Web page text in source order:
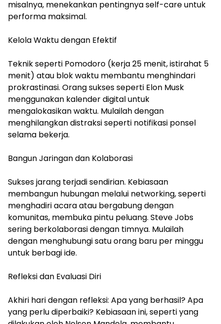
misalnya, menekankan pentingnya self-care untuk
performa maksimal.
Kelola Waktu dengan Efektif
Teknik seperti Pomodoro (kerja 25 menit, istirahat 5
menit) atau blok waktu membantu menghindari
prokrastinasi. Orang sukses seperti Elon Musk
menggunakan kalender digital untuk
mengalokasikan waktu. Mulailah dengan
menghilangkan distraksi seperti notifikasi ponsel
selama bekerja.
Bangun Jaringan dan Kolaborasi
Sukses jarang terjadi sendirian. Kebiasaan
membangun hubungan melalui networking, seperti
menghadiri acara atau bergabung dengan
komunitas, membuka pintu peluang. Steve Jobs
sering berkolaborasi dengan timnya. Mulailah
dengan menghubungi satu orang baru per minggu
untuk berbagi ide.
Refleksi dan Evaluasi Diri
Akhiri hari dengan refleksi: Apa yang berhasil? Apa
yang perlu diperbaiki? Kebiasaan ini, seperti yang